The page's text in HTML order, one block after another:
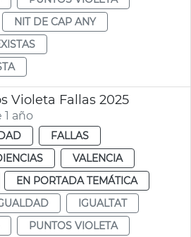
NIT DE CAP ANY
Violeta Fallas 2025
año
FALLAS
VALENCIA
EN PORTADA TEMÁTICA
IGUALTAT
PUNTOS VIOLETA